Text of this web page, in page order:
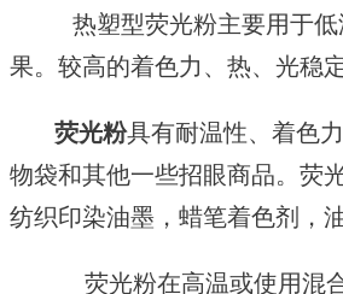
热塑型荧光粉主要用于低
果。较高的着色力、热、光稳
荧光粉具有耐温性、着色
物袋和其他一些招眼商品。荧
纺织印染油墨，蜡笔着色剂，
荧光粉在高温或使用混合